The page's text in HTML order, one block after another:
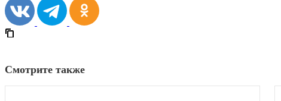
Смотрите также